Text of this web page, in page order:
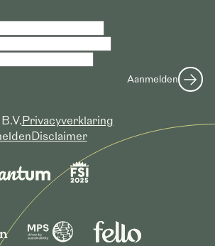
downloaden hoge
Aanmelden
Privacyverklaring
Disclaimer